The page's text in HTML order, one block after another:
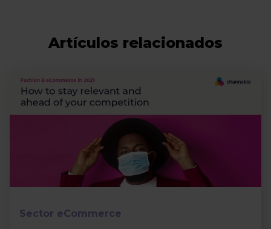
Artículos relacionados
Sector eCommerce